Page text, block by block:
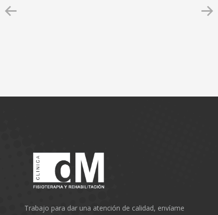
Trabajo para dar una atención de calidad, envíame